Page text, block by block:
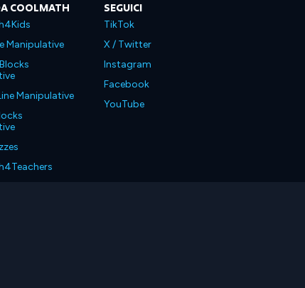
COOLMATH
Manipulative
Manipulative
SEGUICI
TikTok
X / Twitter
Instagram
Facebook
YouTube